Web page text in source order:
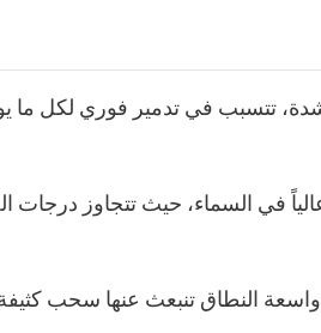
تتسبب في تدمير فوري لكل ما
في السماء، حيث تتجاوز
النطاق تنبعث عنها سحب كثيفة